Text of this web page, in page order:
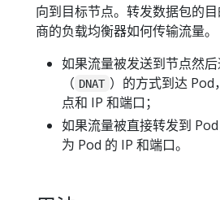
向到目标节点。转发数据包的
商的负载均衡器如何传输流量。
如果流量被发送到节点然
（ DNAT ）的方式到达
点和 IP 和端口；
如果流量被直接转发到
为 Pod 的 IP 和端口。